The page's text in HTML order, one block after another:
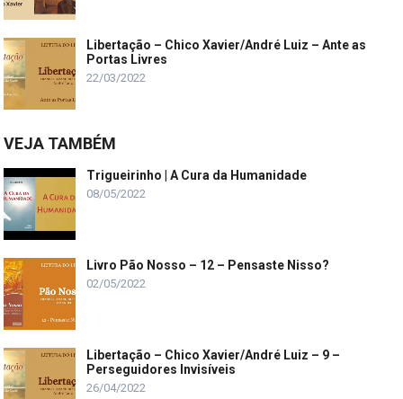
Libertação – Chico Xavier/André Luiz – Ante as
Portas Livres
22/03/2022
VEJA TAMBÉM
Trigueirinho | A Cura da Humanidade
08/05/2022
Livro Pão Nosso – 12 – Pensaste Nisso?
02/05/2022
Libertação – Chico Xavier/André Luiz – 9 –
Perseguidores Invisíveis
26/04/2022